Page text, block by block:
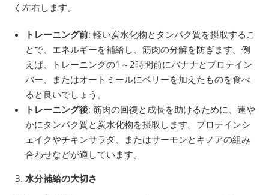
く左右します。
トレーニング前: 軽い炭水化物とタンパク質を摂取するこ
とで、エネルギーを補給し、筋肉の分解を防ぎます。例
えば、トレーニングの1～2時間前にバナナとプロテイン
バー、またはオートミールにベリーを加えたものを食べ
ると良いでしょう。
トレーニング後: 筋肉の回復と成長を助けるために、速や
かにタンパク質と炭水化物を摂取します。プロテインシ
ェイクやチキンサラダ、またはサーモンとキノアの組み
合わせなどが適しています。
水分補給の大切さ